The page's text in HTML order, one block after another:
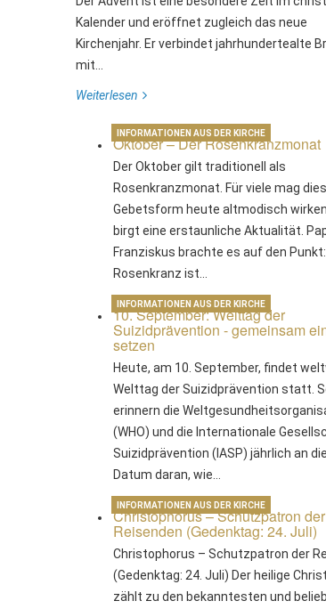
Kalender und eröffnet zugleich das neue
Kirchenjahr. Er verbindet jahrhundertealte
mit...
Weiterlesen
Oktober – Der Rosenkranzmonat
Der Oktober gilt traditionell als
Rosenkranzmonat. Für viele mag
Gebetsform heute altmodisch
birgt eine erstaunliche Aktualität.
Franziskus brachte es auf den Punkt:
Rosenkranz ist…
INFORMATIONEN AUS DER KIRCHE
10. September: Welttag der
Suizidprävention - gemeinsam
setzen
Heute, am 10. September, findet
Welttag der Suizidprävention statt.
erinnern die
(WHO) und die Internationale
Suizidprävention (IASP) jährlich an
Datum daran, wie…
INFORMATIONEN AUS DER KIRCHE
Christophorus – Schutzpatron der
Reisenden (Gedenktag: 24. Juli)
Christophorus – Schutzpatron der
(Gedenktag: 24. Juli) Der heilige
zählt zu den bekanntesten und
INFORMATIONEN AUS DER KIRCHE